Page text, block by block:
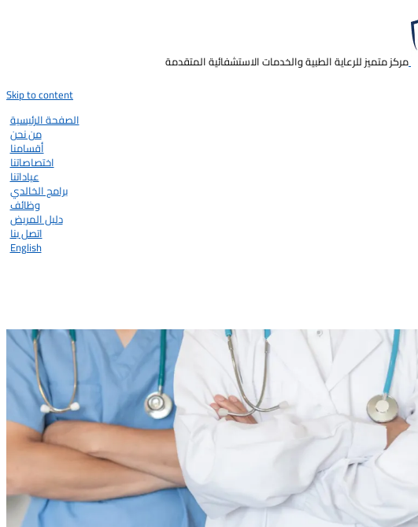
مركز متميز للرعاية الطبية والخدمات الاستشفائية المتقدمة
Skip to content
الصفحة الرئيسية
من نحن
أقسامنا
اختصاصاتنا
عياداتنا
برامج الخالدي
وظائف
دليل المريض
اتصل بنا
English